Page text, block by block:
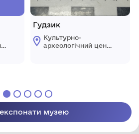
Гудзик
Культурно-
археологічний центр
експонати музею